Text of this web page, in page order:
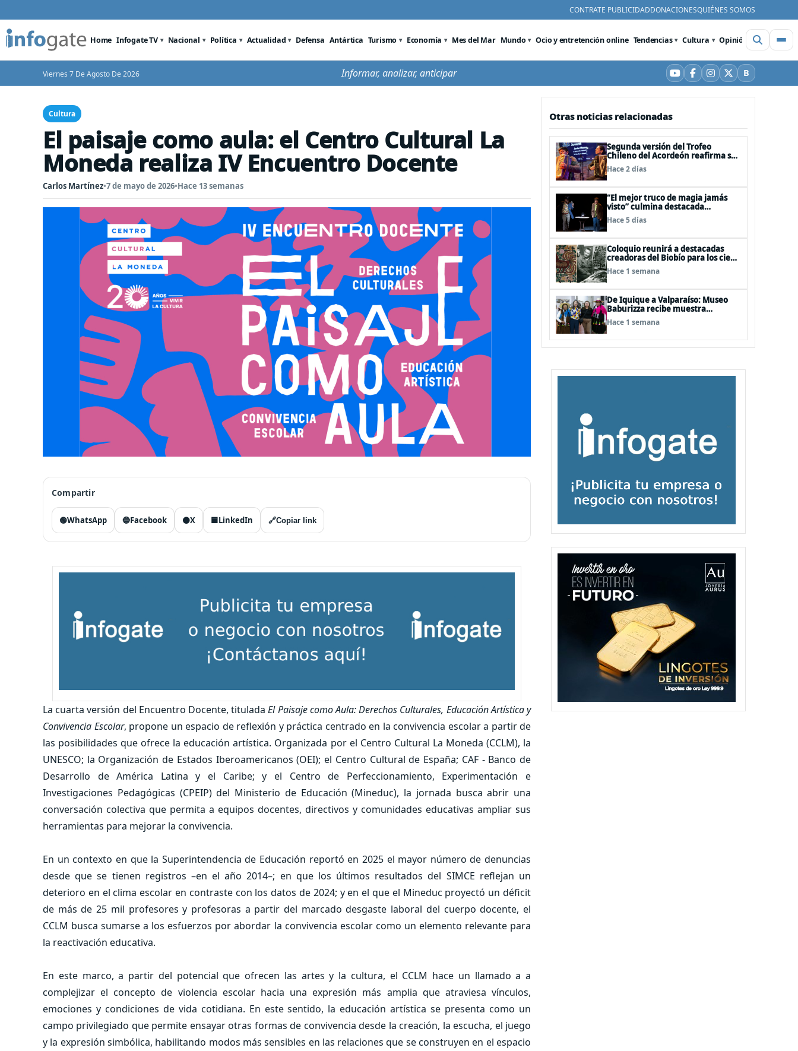
CONTRATE PUBLICIDADDONACIONESQUIÉNES SOMOS
Home Infogate TV Nacional Política Actualidad Defensa Antártica Turismo Economía Mes del Mar Mundo Ocio y entretención online Tendencias Cultura Opinión Videos
Viernes 7 De Agosto De 2026 Informar, analizar, anticipar YouTube
Facebook
Instagram
X BBluesky
Cultura
El paisaje como aula: el Centro Cultural La
Moneda realiza IV Encuentro Docente
Carlos Martínez•7 de mayo de 2026•Hace 13 semanas
Compartir
🟢WhatsApp 🔵Facebook ⚫X 🟦LinkedIn 🔗Copiar link
La cuarta versión del Encuentro Docente, tituladaEl Paisaje como Aula: Derechos Culturales, Educación Artística y
Convivencia Escolar, propone un espacio de reflexión y práctica centrado en la convivencia escolar a partir de
las posibilidades que ofrece la educación artística. Organizada por el Centro Cultural La Moneda (CCLM), la
UNESCO; la Organización de Estados Iberoamericanos (OEI); el Centro Cultural de España; CAF - Banco de
Desarrollo de América Latina y el Caribe; y el Centro de Perfeccionamiento, Experimentación e
Investigaciones Pedagógicas (CPEIP) del Ministerio de Educación (Mineduc), la jornada busca abrir una
conversación colectiva que permita a equipos docentes, directivos y comunidades educativas ampliar sus
herramientas para mejorar la convivencia.
En un contexto en que la Superintendencia de Educación reportó en 2025 el mayor número de denuncias
desde que se tienen registros –en el año 2014–; en que los últimos resultados del SIMCE reflejan un
deterioro en el clima escolar en contraste con los datos de 2024; y en el que el Mineduc proyectó un déficit
de más de 25 mil profesores y profesoras a partir del marcado desgaste laboral del cuerpo docente, el
CCLM busca sumarse a los esfuerzos por abordar la convivencia escolar como un elemento relevante para
la reactivación educativa.
En este marco, a partir del potencial que ofrecen las artes y la cultura, el CCLM hace un llamado a a
complejizar el concepto de violencia escolar hacia una expresión más amplia que atraviesa vínculos,
emociones y condiciones de vida cotidiana. En este sentido, la educación artística se presenta como un
campo privilegiado que permite ensayar otras formas de convivencia desde la creación, la escucha, el juego
y la expresión simbólica, habilitando modos más sensibles en las relaciones que se construyen en el espacio
Otras noticias relacionadas
Segunda versión del Trofeo
Chileno del Acordeón reafirma su
apuesta por la profesionalización
del instrumento en Chile
Hace 2 días
“El mejor truco de magia jamás
visto” culmina destacada
participación en el Festival Off
Avignon 2026
Hace 5 días
Coloquio reunirá a destacadas
creadoras del Biobío para los cien
años del natalicio del artista textil
y artesano tomecino Héctor
Hace 1 semana
De Iquique a Valparaíso: Museo
Baburizza recibe muestra
multimedial "Las Cumbias que
escuchamos allá arriba"
Hace 1 semana